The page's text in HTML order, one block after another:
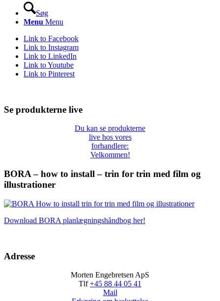
Søg
Menu Menu
Link to Facebook
Link to Instagram
Link to LinkedIn
Link to Youtube
Link to Pinterest
Se produkterne live
Du kan se produkterne
live hos vores
forhandlere:
Velkommen!
BORA – how to install – trin for trin med film og
illustrationer
Download BORA planlægningshåndbog her!
Adresse
Morten Engebretsen ApS
Tlf+45 88 44 05 41
Mail